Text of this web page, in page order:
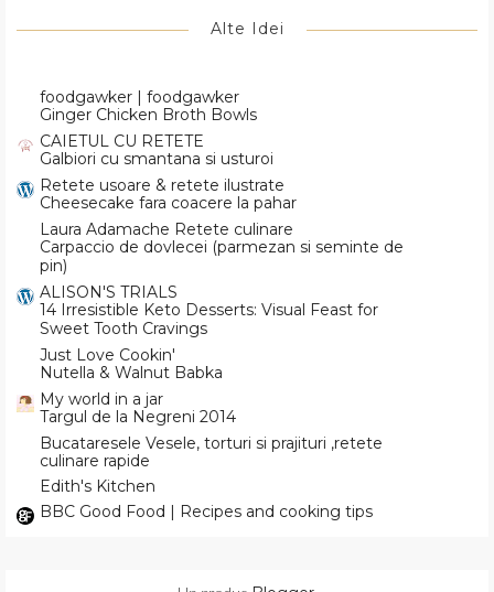
Alte Idei
foodgawker | foodgawker
Ginger Chicken Broth Bowls
CAIETUL CU RETETE
Galbiori cu smantana si usturoi
Retete usoare & retete ilustrate
Cheesecake fara coacere la pahar
Laura Adamache Retete culinare
Carpaccio de dovlecei (parmezan si seminte de
pin)
ALISON'S TRIALS
14 Irresistible Keto Desserts: Visual Feast for
Sweet Tooth Cravings
Just Love Cookin'
Nutella & Walnut Babka
My world in a jar
Targul de la Negreni 2014
Bucataresele Vesele, torturi si prajituri ,retete
culinare rapide
Edith's Kitchen
BBC Good Food | Recipes and cooking tips